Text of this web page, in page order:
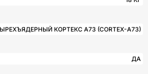
КОРТЕКС A73 (CORTEX-A73)
ДА